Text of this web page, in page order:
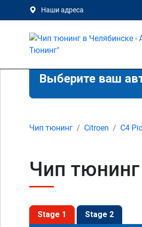
Наши адреса
Выберите ваш
Чип тюнинг Citroen C4
Чип тюнинг
Stage 1 Stage 2